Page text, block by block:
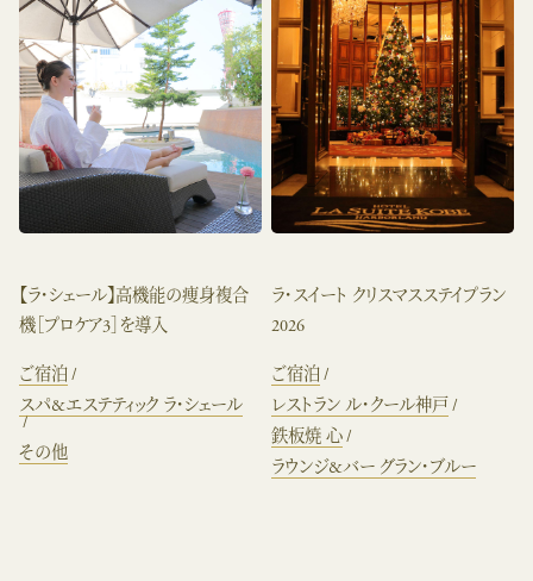
【ラ・シェール】高機能の痩身複合
機［プロケア3］を導入
ご宿泊
スパ&エステティック ラ・シェール
その他
ラ・スイート クリスマスステイプラン
2026
ご宿泊
レストラン ル・クール神戸
鉄板焼 心
ラウンジ&バー グラン・ブルー